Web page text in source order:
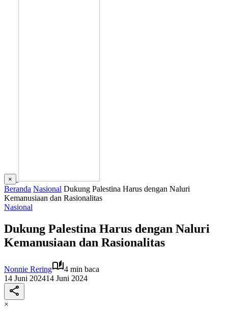
×
Beranda Nasional Dukung Palestina Harus dengan Naluri
Kemanusiaan dan Rasionalitas
Nasional
Dukung Palestina Harus dengan Naluri
Kemanusiaan dan Rasionalitas
Nonnie Rering
4 min baca
14 Juni 202414 Juni 2024
×